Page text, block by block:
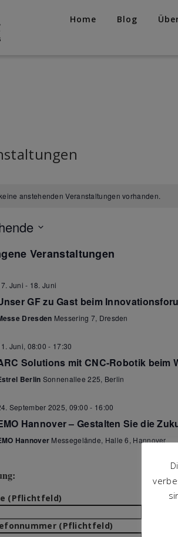
Home Blog
anstehenden Veranstaltungen vorhanden.
Veranstaltungen
Juni - 18. Juni
GF zu Gast beim
Dresden Messering 7, Dresden
Juni, 08:00 - 17:30
Solutions mit CNC-Robotik beim
Berlin Sonnenallee 225, Berlin
September 2025, 09:00 - 16:00
Hannover – Gestalten Sie die
Hannover Messegelände, Halle 6, Hannover
(Pflichtfeld)
(Pflichtfeld)